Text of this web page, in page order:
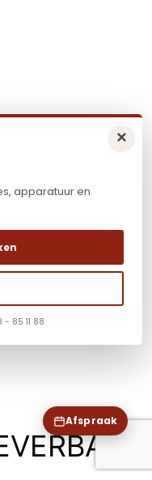
Afspraak
×
apparatuur en
- 85 11 88